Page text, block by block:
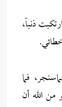
ذنباً،
فما
الله أن